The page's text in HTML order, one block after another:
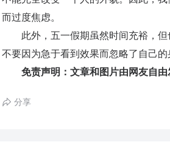
而过度焦虑。
此外，五一假期虽然时间充裕，但
不要因为急于看到效果而忽略了自己的
免责声明：文章和图片由网友自由
分享